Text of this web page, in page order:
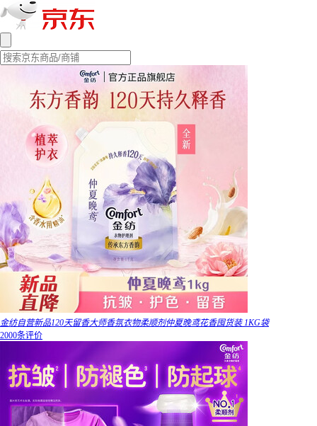
金纺自营新品120天留香大师香氛衣物柔顺剂仲夏晚鸢花香囤货装 1KG袋
2000条评价